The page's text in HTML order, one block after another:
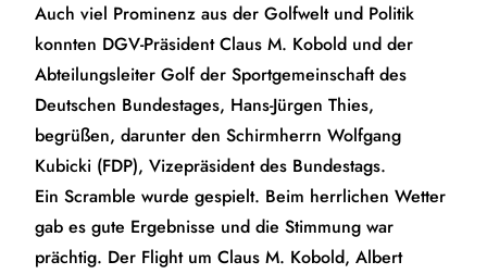
Auch viel Prominenz aus der Golfwelt und Politik
konnten DGV-Präsident Claus M. Kobold und der
Abteilungsleiter Golf der Sportgemeinschaft des
Deutschen Bundestages, Hans-Jürgen Thies,
begrüßen, darunter den Schirmherrn Wolfgang
Kubicki (FDP), Vizepräsident des Bundestags.
Ein Scramble wurde gespielt. Beim herrlichen Wetter
gab es gute Ergebnisse und die Stimmung war
prächtig. Der Flight um Claus M. Kobold, Albert